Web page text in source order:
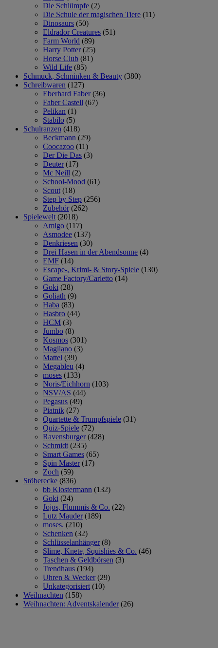
Die Schlümpfe (2)
Die Schule der magischen Tiere (11)
Dinosaurs (50)
Eldrador Creatures (51)
Farm World (89)
Harry Potter (25)
Horse Club (81)
Wild Life (85)
Schmuck, Schminken & Beauty (380)
Schreibwaren (127)
Eberhard Faber (36)
Faber Castell (67)
Pelikan (1)
Stabilo (5)
Schulranzen (418)
Beckmann (29)
Coocazoo (11)
Der Die Das (3)
Deuter (17)
Mc Neill (2)
School-Mood (61)
Scout (18)
Step by Step (256)
Zubehör (262)
Spielewelt (2018)
Amigo (117)
Asmodee (137)
Denkriesen (30)
Drei Hasen in der Abendsonne (4)
EMF (14)
Escape-, Krimi- & Story-Spiele (130)
Game Factory/Carletto (14)
Goki (28)
Goliath (9)
Haba (83)
Hasbro (44)
HCM (3)
Jumbo (8)
Kosmos (301)
Magilano (3)
Mattel (39)
Megableu (4)
moses (133)
Noris/Eichhorn (103)
NSV/AS (44)
Pegasus (49)
Piatnik (27)
Quartette & Trumpfspiele (31)
Quiz-Spiele (72)
Ravensburger (428)
Schmidt (235)
Smart Games (65)
Spin Master (17)
Zoch (59)
Stöberecke (836)
bb Klostermann (132)
Goki (24)
Jojos, Flummis & Co. (22)
Lutz Mauder (189)
moses. (210)
Schenken (32)
Schlüsselanhänger (8)
Slime, Knete, Squishies & Co. (46)
Taschen & Geldbörsen (3)
Trendhaus (194)
Uhren & Wecker (29)
Unkategorisiert (10)
Weihnachten (158)
Weihnachten: Adventskalender (26)